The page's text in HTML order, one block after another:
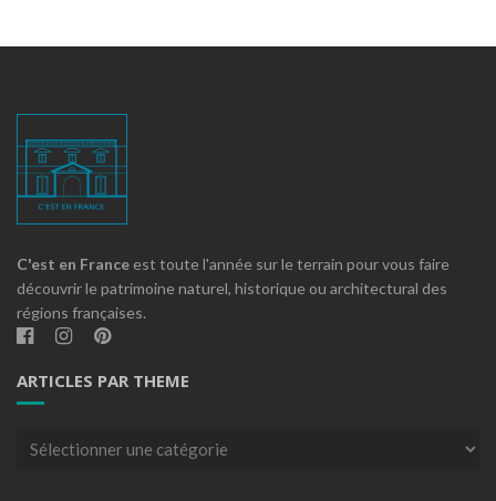
C'est en France est toute l'année sur le terrain pour vous faire
découvrir le patrimoine naturel, historique ou architectural des
régions françaises.
ARTICLES PAR THEME
Articles